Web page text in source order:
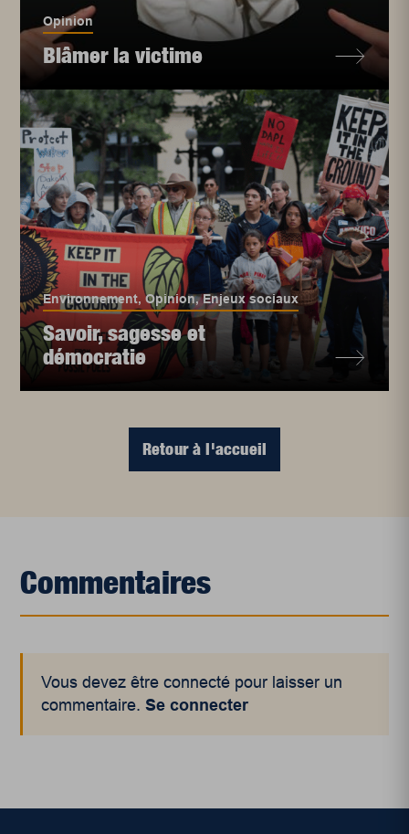
Opinion
Blâmer la victime
Environnement,Opinion,Enjeux sociaux
Savoir, sagesse et
démocratie
Retour à l'accueil
Commentaires
Vous devez être connecté pour laisser un
commentaire.Se connecter